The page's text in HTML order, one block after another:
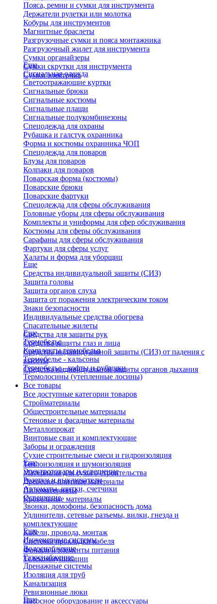
Пояса, ремни и сумки для инструмента
Держатели рулетки или молотка
Кобуры для инструментов
Магнитные браслеты
Разгрузочные сумки и пояса монтажника
Разгрузочный жилет для инструмента
Сумки органайзеры
Сумки скрутки для инструмента
Сумки электрика
Еще
Сигнальная одежда
Светоотражающие куртки
Сигнальные брюки
Сигнальные костюмы
Сигнальные плащи
Сигнальные полукомбинезоны
Спецодежда для охраны
Рубашка и галстук охранника
Форма и костюмы охранника ЧОП
Спецодежда для поваров
Блузы для поваров
Колпаки для поваров
Поварская форма (костюмы)
Поварские брюки
Поварские фартуки
Спецодежда для сферы обслуживания
Головные уборы для сферы обслуживания
Комплекты и униформы для сфер обслуживания
Костюмы для сферы обслуживания
Сарафаны для сферы обслуживания
Фартуки для сферы услуг
Халаты и форма для уборщиц
Еще
Средства индивидуальной защиты (СИЗ)
Защита головы
Защита органов слуха
Защита от поражения электрическим током
Знаки безопасности
Индивидуальные средства обогрева
Спасательные жилеты
Средства для защиты рук
Средства защиты глаз и лица
Средства индивидуальной защиты (СИЗ) от падения с
высоты
Средства индивидуальной защиты органов дыхания
Еще
Термобелье
Комплекты термобелья
Термобелье - кальсоны
Термобелье - кофты и рубашки
Термолосины (утепленные лосины)
Все товары
Все доступные категории товаров
Стройматериалы
Общестроительные материалы
Стеновые и фасадные материалы
Металлопрокат
Винтовые сваи и комплектующие
Заборы и ограждения
Сухие строительные смеси и гидроизоляция
Теплоизоляция и шумоизоляция
Материалы для сухого строительства
Древесно-плитные материалы
Пиломатериалы
Кровельные материалы
Еще
Электротовары и освещение
Розетки и выключатели
Автоматы, щитки, счетчики
Освещение
Звонки, домофоны, безопасность дома
Удлинители, сетевые разъемы, вилки, гнезда и
комплектующие
Кабели, провода, монтаж
Системы прокладки кабеля
Фонари и элементы питания
Телекоммуникации
Еще
Инженерные системы
Водоснабжение
Газоснабжение
Дренажные системы
Изоляция для труб
Канализация
Ревизионные люки
Насосное оборудование и аксессуары
Еще